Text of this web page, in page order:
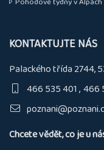
KONTAKTUJTE NÁS
Palackého třída 2744,
466 535 401 466
Chcete vědět, co je u